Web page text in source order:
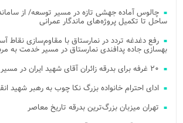
ساحل تا تکمیل پروژه‌های ماندگار عمرانی
رفع دغدغه تردد در نمارستاق با مقاوم‌سازی نقاط
بهسازی جاده پدافندی نمارستاق در مسیر خدمت به
۲۰ غرفه برای بدرقه زائران آقای شهید ایران در مسیر طریق الرضا برپا شد
ادای احترام خانواده بزرگ نکا چوب به رهبر شهید
تهران میزبان بزرگ‌ترین بدرقه تاریخ معاصر